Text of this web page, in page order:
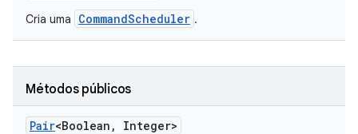
Cria uma CommandScheduler .
Métodos públicos
Pair<Boolean , Integer>